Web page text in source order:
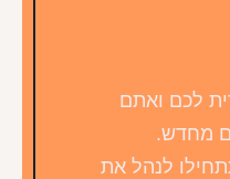
לכם ואתם
מחדש.
לנהל את